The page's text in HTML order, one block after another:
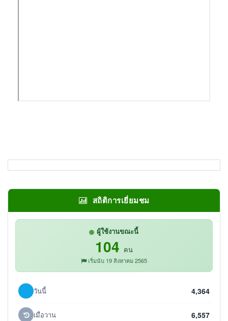
สถิติการเยี่ยมชม
ผู้ใช้งานขณะนี้
104 คน
เริ่มนับ 19 สิงหาคม 2565
วันนี้ 4,364
เมื่อวาน 6,557